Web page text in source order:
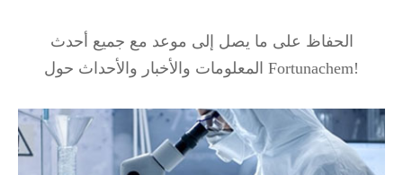
الحفاظ على ما يصل إلى موعد مع جميع أحدث
المعلومات والأخبار والأحداث حول Fortunachem!